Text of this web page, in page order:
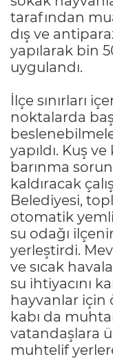
tarafından
dış ve
yapılarak bin
uygulandı.
İlçe sınırları
noktalarda
yapıldı. Kuş
barınma
kaldıracak
Belediyesi,
otomatik
su odağı
yerleştirdi.
ve sıcak
su ihtiyacını
hayvanlar için
kabı da
vatandaşlara
muhtelif